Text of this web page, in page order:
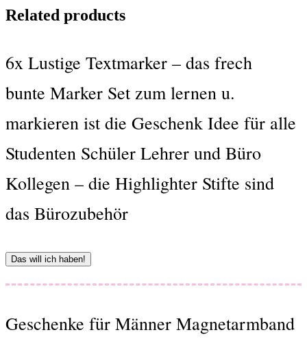
Related products
6x Lustige Textmarker – das frech
bunte Marker Set zum lernen u.
markieren ist die Geschenk Idee für alle
Studenten Schüler Lehrer und Büro
Kollegen – die Highlighter Stifte sind
das Bürozubehör
Das will ich haben!
Geschenke für Männer Magnetarmband